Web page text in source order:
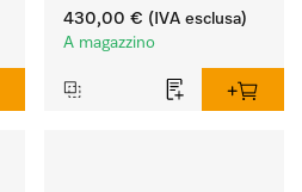
ergonomico la lavatrice e
l'essiccatoio.
430,00 € (IVA esclusa)
A magazzino